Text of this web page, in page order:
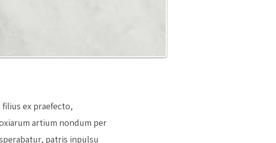
filius ex praefecto,
artium nondum per
patris inpulsu